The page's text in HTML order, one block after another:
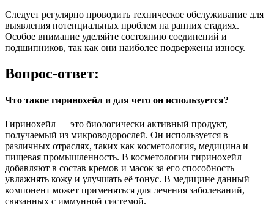
Следует регулярно проводить техническое обслуживание для
выявления потенциальных проблем на ранних стадиях.
Особое внимание уделяйте состоянию соединений и
подшипников, так как они наиболее подвержены износу.
Вопрос-ответ:
Что такое гиринохейл и для чего он используется?
Гиринохейл — это биологически активный продукт,
получаемый из микроводорослей. Он используется в
различных отраслях, таких как косметология, медицина и
пищевая промышленность. В косметологии гиринохейл
добавляют в состав кремов и масок за его способность
увлажнять кожу и улучшать её тонус. В медицине данный
компонент может применяться для лечения заболеваний,
связанных с иммунной системой.